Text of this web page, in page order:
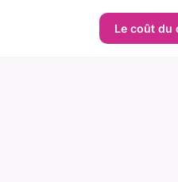
Le coût du